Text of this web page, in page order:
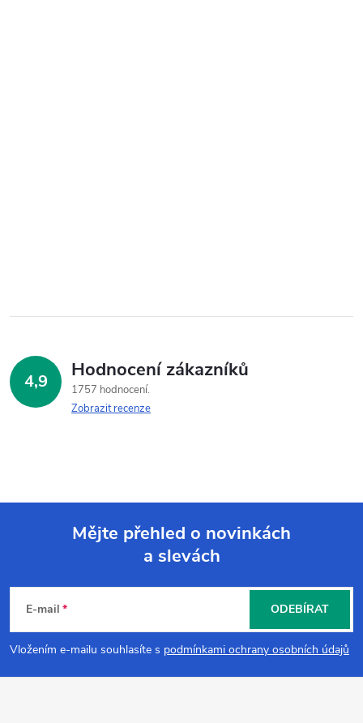
4,9 Hodnocení zákazníků
1757 hodnocení
Zobrazit recenze
p
a
Mějte přehled o novinkách
a slevách
E-mail
Vložením e-mailu souhlasíte s podmínkami ochrany osobních údajů
ODEBÍRAT